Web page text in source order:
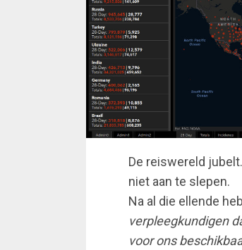
De reiswereld
niet aan te slepen.
Na al die ellende
verpleegkundigen
voor ons